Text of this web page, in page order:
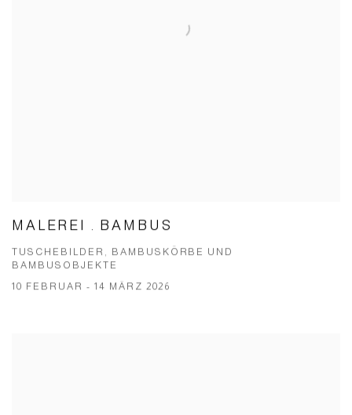
MALEREI . BAMBUS
TUSCHEBILDER, BAMBUSKÖRBE UND
BAMBUSOBJEKTE
10 FEBRUAR - 14 MÄRZ 2026